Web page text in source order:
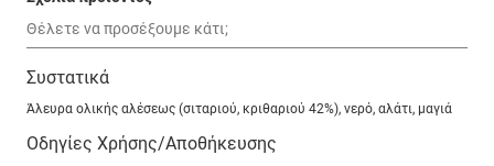
Συστατικά
Άλευρα ολικής αλέσεως (σιταριού, κριθαριού 42%), νερό, αλάτι, μαγιά
Οδηγίες Χρήσης/Αποθήκευσης